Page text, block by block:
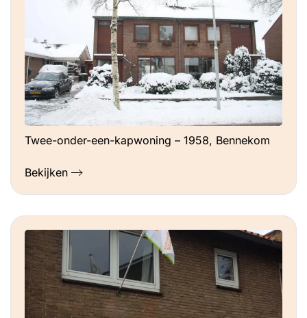
Twee-onder-een-kapwoning – 1958, Bennekom
Bekijken